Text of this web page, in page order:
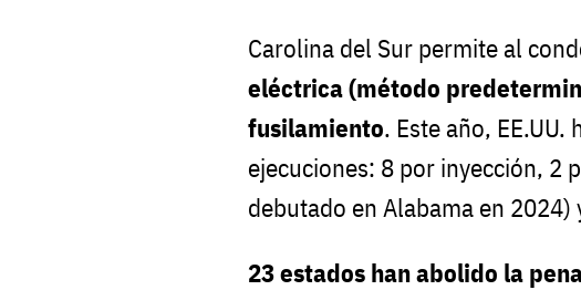
Carolina del Sur permite al
eléctrica (método
fusilamiento. Este año, EE.UU.
ejecuciones: 8 por inyección, 2
debutado en Alabama en
23 estados han abolido la